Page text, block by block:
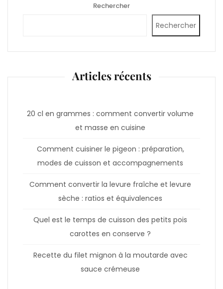
Rechercher
Rechercher
Articles récents
20 cl en grammes : comment convertir volume
et masse en cuisine
Comment cuisiner le pigeon : préparation,
modes de cuisson et accompagnements
Comment convertir la levure fraîche et levure
sèche : ratios et équivalences
Quel est le temps de cuisson des petits pois
carottes en conserve ?
Recette du filet mignon à la moutarde avec
sauce crémeuse